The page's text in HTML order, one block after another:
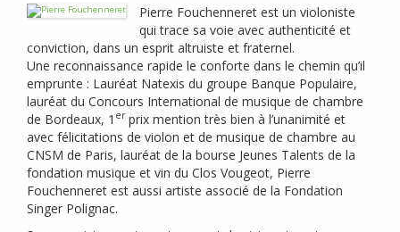
Pierre Fouchenneret est un violoniste
qui trace sa voie avec authenticité et
conviction, dans un esprit altruiste et fraternel.
Une reconnaissance rapide le conforte dans le chemin qu’il
emprunte : Lauréat Natexis du groupe Banque Populaire,
lauréat du Concours International de musique de chambre
de Bordeaux, 1 erprix mention très bien à l’unanimité et
avec félicitations de violon et de musique de chambre au
CNSM de Paris, lauréat de la bourse Jeunes Talents de la
fondation musique et vin du Clos Vougeot, Pierre
Fouchenneret est aussi artiste associé de la Fondation
Singer Polignac.